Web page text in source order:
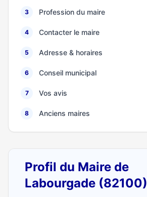
3 Profession du maire
4 Contacter le maire
5 Adresse & horaires
6 Conseil municipal
7 Vos avis
8 Anciens maires
Profil du Maire de
Labourgade (82100)